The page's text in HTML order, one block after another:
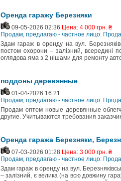
Оренда гаражу Березняки
09-05-2026 02:36 Цена: 4 000 грн. ₴
Продам, предлагаю - частное лицо:
Здам гараж в оренду на вул.
постом охорони – залізний, всередині
оглядова яма з 2 нішами для ремонту
поддоны деревянные
01-04-2026 16:21
Продам, предлагаю - частное лицо:
Продам оптом новые деревянные
другие. Учитываются требования
Оренда гаража Березняки,
07-03-2026 01:28 Цена: 3 000 грн. ₴
Продам, предлагаю - частное лицо:
Здам гараж в оренду на вул.
– залізний, є велика (на всю довжину